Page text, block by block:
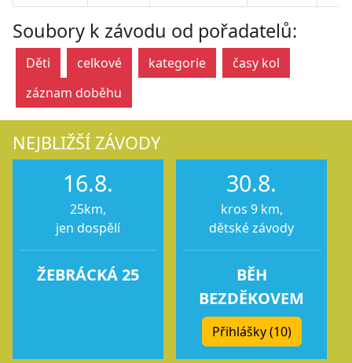
Soubory k závodu od pořadatelů:
Děti celkové kategorie
časy kol
záznam doběhu
NEJBLIŽŠÍ ZÁVODY
16.8.
25km,
jen dospělí
ŽEBRÁCKÁ 25
30.8.
kros 9 km,
dětské závody
BĚH
BEZDĚKOVEM
Přihlášky (10)